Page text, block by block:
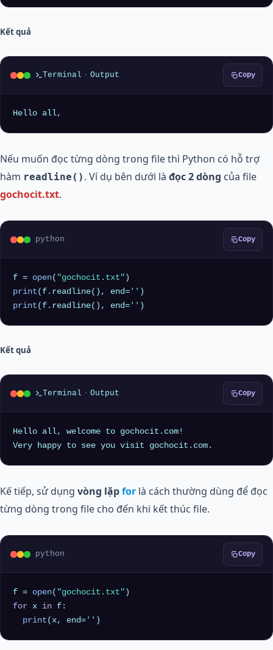
Kết quả
Terminal · Output Copy
Hello all,
Nếu muốn đọc từng dòng trong file thì Python có hỗ trợ
hàm readline() . Ví dụ bên dưới là đọc 2 dòng của file
gochocit.txt.
python Copy
f = open( "gochocit.txt"
print (f.readline(), end= ''
print (f.readline(), end= ''
Kết quả
Terminal · Output Copy
Hello all, welcome to gochocit.com!
Kế tiếp, sử dụng vòng lặpfor là cách thường dùng để đọc
từng dòng trong file cho đến khi kết thúc file.
python Copy
f = open( "gochocit.txt"
for x in f:
print (x, end= ''